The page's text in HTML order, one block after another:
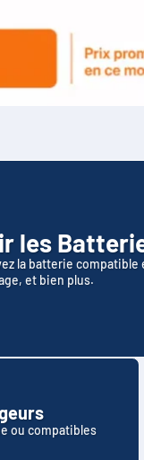
les
la batterie compatible
et bien plus.
ou compatibles